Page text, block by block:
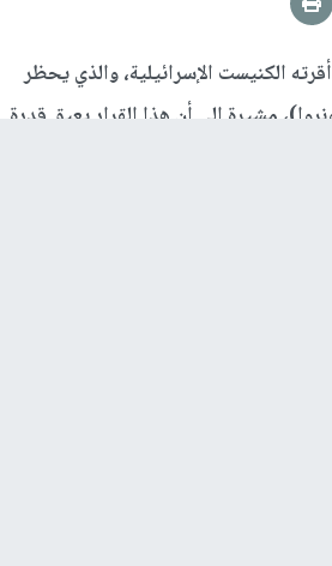
الكنيست الإسرائيلية، والذي يحظر
مشيرة إلى أن هذا القرار يعيق قدرة